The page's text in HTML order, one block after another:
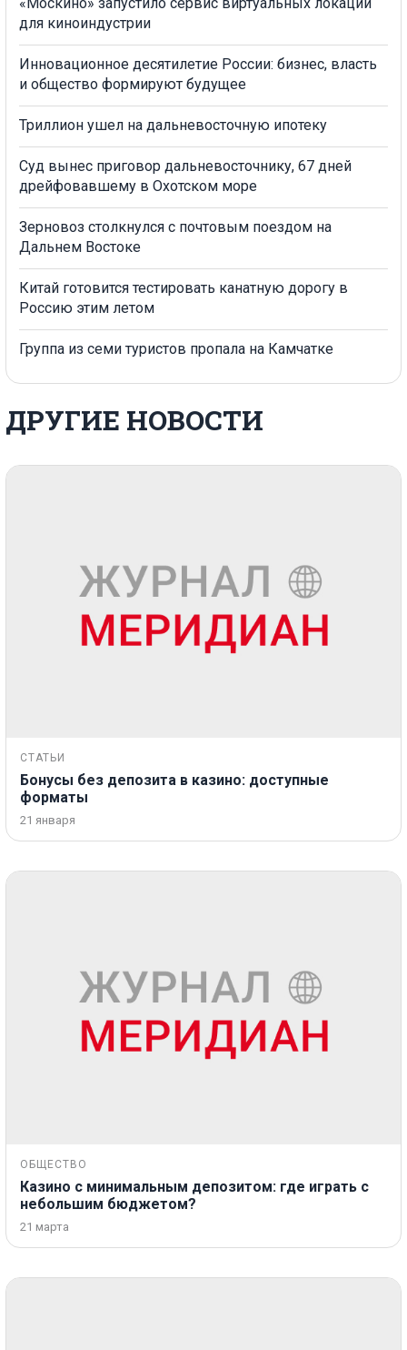
для киноиндустрии
Инновационное десятилетие России: бизнес, власть
и общество формируют будущее
Триллион ушел на дальневосточную ипотеку
Суд вынес приговор дальневосточнику, 67 дней
дрейфовавшему в Охотском море
Зерновоз столкнулся с почтовым поездом на
Дальнем Востоке
Китай готовится тестировать канатную дорогу в
Россию этим летом
Группа из семи туристов пропала на Камчатке
ДРУГИЕ НОВОСТИ
СТАТЬИ
Бонусы без депозита в казино: доступные
форматы
21 января
ОБЩЕСТВО
Казино с минимальным депозитом: где играть с
небольшим бюджетом?
21 марта